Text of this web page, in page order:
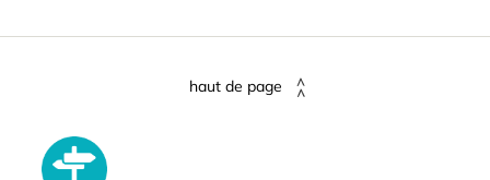
haut de page